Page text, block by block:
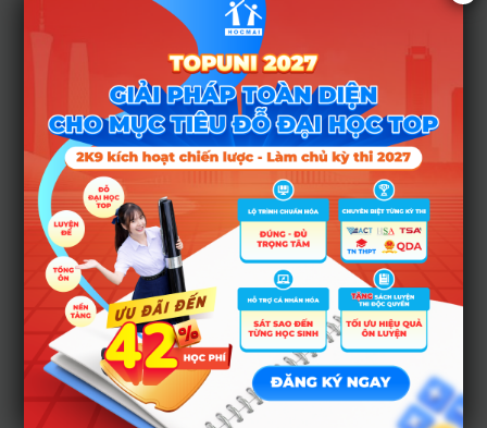
xúc gần với người
khác nếu có thể (chỉ
được phép bỏ khẩu
trang trong khi làm
bài thi, khi phát biểu
phải đeo khẩu
trang).
Đối với cán bộ coi
thi, giám sát:
– Tùy theo tình hình
thực tế, bố trí cán
bộ coi thi và cán bộ
giám sátcố định
cho tất cả các buổi
thi (nếu có thể) tại
những phòng thi